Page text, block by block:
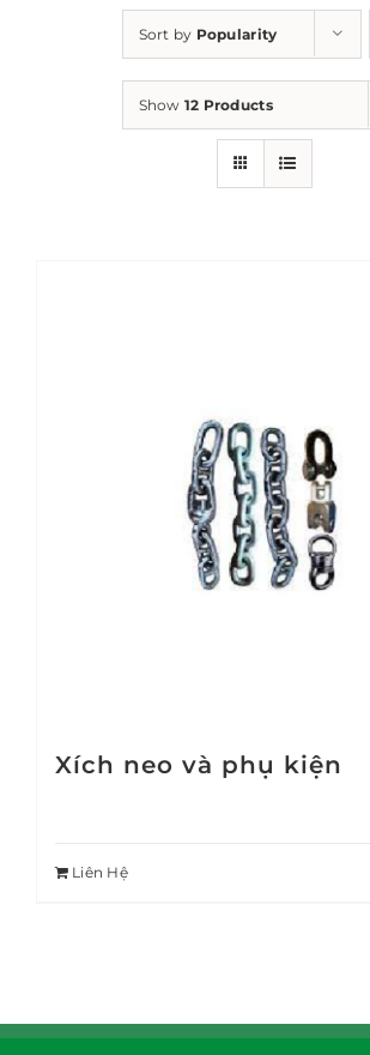
Sort by Popularity
Show 12 Products
Xích neo và phụ kiện
Liên Hệ